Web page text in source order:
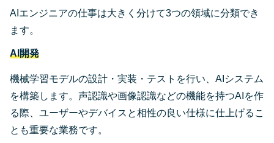
AIエンジニアの仕事は大きく分けて3つの領域に分類でき
ます。
AI開発
機械学習モデルの設計・実装・テストを行い、AIシステム
を構築します。声認識や画像認識などの機能を持つAIを作
る際、ユーザーやデバイスと相性の良い仕様に仕上げるこ
とも重要な業務です。